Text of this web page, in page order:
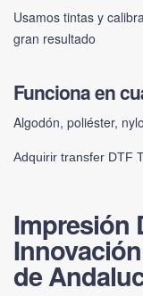
Usamos tintas y
gran resultado
Funciona en
Algodón, poliéster,
Adquirir transfer DTF
Impresión
de